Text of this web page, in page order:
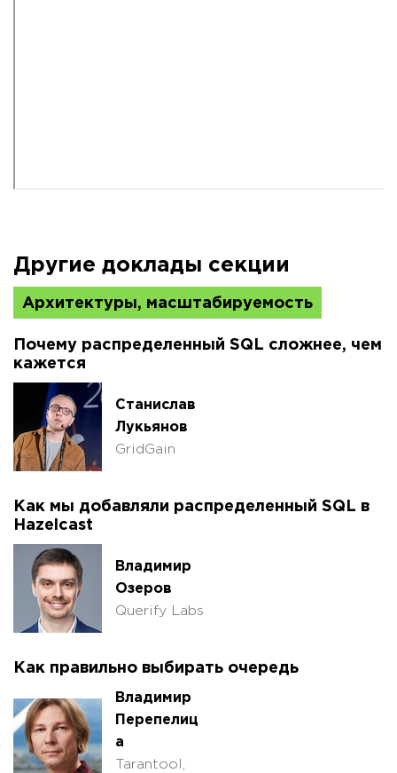
Другие доклады секции
Архитектуры, масштабируемость
Почему распределенный SQL сложнее, чем
кажется
Станислав
Лукьянов
GridGain
Как мы добавляли распределенный SQL в
Hazelcast
Владимир
Озеров
Querify Labs
Как правильно выбирать очередь
Владимир
Перепелиц
а
Tarantool,